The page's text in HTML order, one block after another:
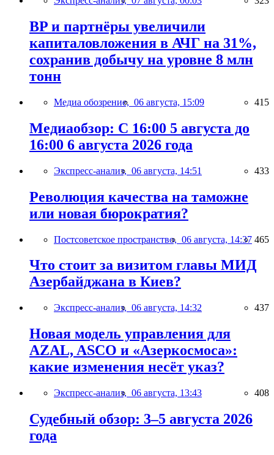
BP и партнёры увеличили
капиталовложения в АЧГ на 31%,
сохранив добычу на уровне 8 млн
тонн
Медиа обозрение, 06 августа, 15:09 415
Медиаобзор: С 16:00 5 августа до
16:00 6 августа 2026 года
Экспресс-анализ, 06 августа, 14:51 433
Революция качества на таможне
или новая бюрократия?
Постсоветское пространство, 06 августа, 14:37 465
Что стоит за визитом главы МИД
Азербайджана в Киев?
Экспресс-анализ, 06 августа, 14:32 437
Новая модель управления для
AZAL, ASCO и «Азеркосмоса»:
какие изменения несёт указ?
Экспресс-анализ, 06 августа, 13:43 408
Судебный обзор: 3–5 августа 2026
года